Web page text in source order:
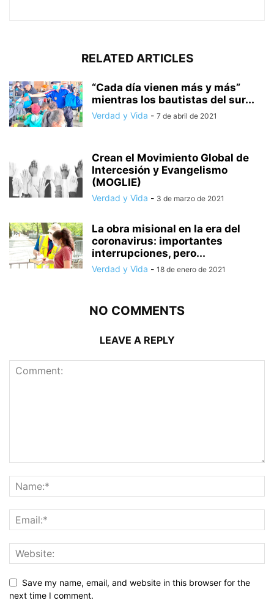
RELATED ARTICLES
“Cada día vienen más y más”
mientras los bautistas del sur...
Verdad y Vida - 7 de abril de 2021
Crean el Movimiento Global de
Intercesión y Evangelismo
(MOGLIE)
Verdad y Vida - 3 de marzo de 2021
La obra misional en la era del
coronavirus: importantes
interrupciones, pero...
Verdad y Vida - 18 de enero de 2021
NO COMMENTS
LEAVE A REPLY
Save my name, email, and website in this browser for the
next time I comment.